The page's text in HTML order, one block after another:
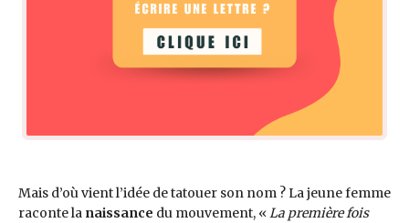
Mais d’où vient l’idée de tatouer son nom ? La jeune femme
raconte la naissance du mouvement, «La première fois